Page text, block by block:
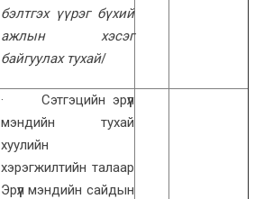
бэлтгэх үүрэг бүхий
ажлын хэсэг
байгуулах тухай/
· Сэтгэцийн эрүүл
мэндийн тухай
хуулийн
хэрэгжилтийн талаар
Эрүүл мэндийн сайдын